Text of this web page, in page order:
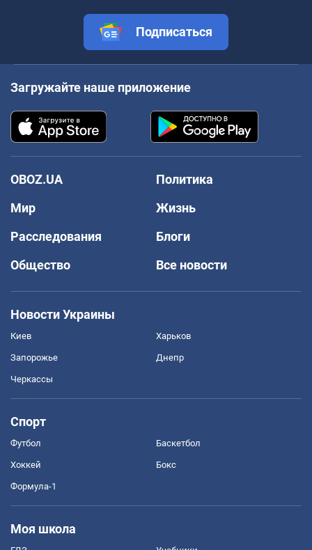
Подписаться
Загружайте наше приложение
OBOZ.UA
Политика
Мир
Жизнь
Расследования
Блоги
Общество
Все новости
Новости Украины
Киев Харьков
Запорожье Днепр
Черкассы
Спорт
Футбол Баскетбол
Хоккей Бокс
Формула-1
Моя школа